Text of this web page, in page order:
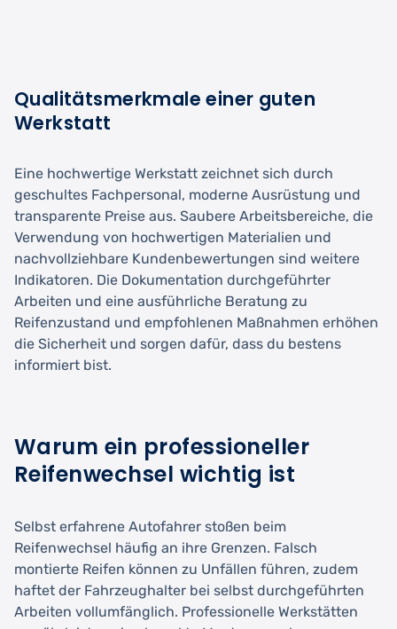
Qualitätsmerkmale einer guten
Werkstatt
Eine hochwertige Werkstatt zeichnet sich durch
geschultes Fachpersonal, moderne Ausrüstung und
transparente Preise aus. Saubere Arbeitsbereiche, die
Verwendung von hochwertigen Materialien und
nachvollziehbare Kundenbewertungen sind weitere
Indikatoren. Die Dokumentation durchgeführter
Arbeiten und eine ausführliche Beratung zu
Reifenzustand und empfohlenen Maßnahmen erhöhen
die Sicherheit und sorgen dafür, dass du bestens
informiert bist.
Warum ein professioneller
Reifenwechsel wichtig ist
Selbst erfahrene Autofahrer stoßen beim
Reifenwechsel häufig an ihre Grenzen. Falsch
montierte Reifen können zu Unfällen führen, zudem
haftet der Fahrzeughalter bei selbst durchgeführten
Arbeiten vollumfänglich. Professionelle Werkstätten